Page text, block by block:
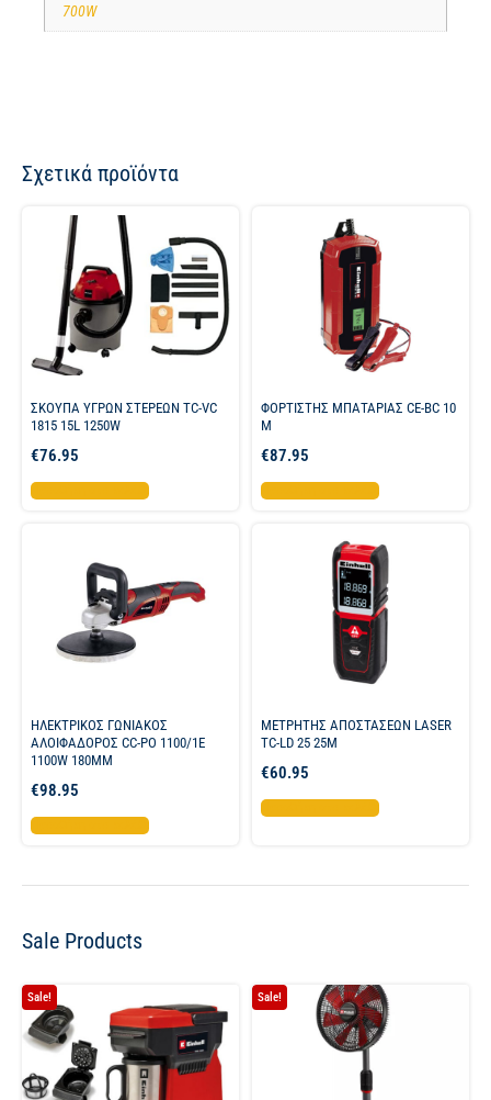
700W
Σχετικά προϊόντα
ΣΚΟΥΠΑ ΥΓΡΩΝ ΣΤΕΡΕΩΝ TC-VC
1815 15L 1250W
€76.95
Προσθήκη στο καλάθι
ΦΟΡΤΙΣΤΗΣ ΜΠΑΤΑΡΙΑΣ CE-BC 10
M
€87.95
Προσθήκη στο καλάθι
ΗΛΕΚΤΡΙΚΟΣ ΓΩΝΙΑΚΟΣ
ΑΛΟΙΦΑΔΟΡΟΣ CC-PO 1100/1E
1100W 180MM
€98.95
Προσθήκη στο καλάθι
ΜΕΤΡΗΤΗΣ ΑΠΟΣΤΑΣΕΩΝ LASER
TC-LD 25 25M
€60.95
Προσθήκη στο καλάθι
Sale Products
Sale! Sale!